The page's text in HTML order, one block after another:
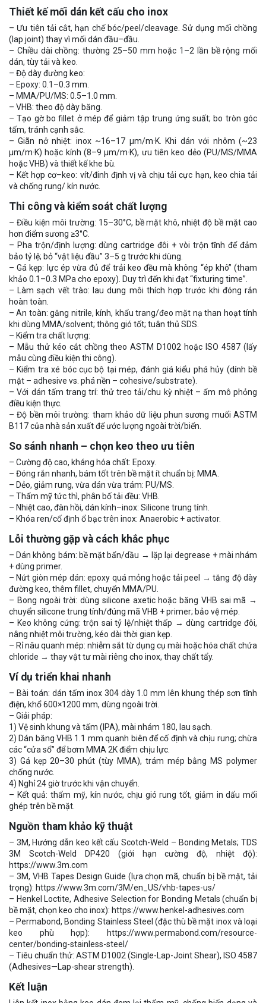
Thiết kế mối dán kết cấu cho inox
– Ưu tiên tải cắt, hạn chế bóc/peel/cleavage. Sử dụng mối chồng
(lap joint) thay vì mối dán đầu–đầu.
– Chiều dài chồng: thường 25–50 mm hoặc 1–2 lần bề rộng mối
dán, tùy tải và keo.
– Độ dày đường keo:
– Epoxy: 0.1–0.3 mm.
– MMA/PU/MS: 0.5–1.0 mm.
– VHB: theo độ dày băng.
– Tạo gờ bo fillet ở mép để giảm tập trung ứng suất; bo tròn góc
tấm, tránh cạnh sắc.
– Giãn nở nhiệt: inox ~16–17 µm/m·K. Khi dán với nhôm (~23
µm/m·K) hoặc kính (8–9 µm/m·K), ưu tiên keo dẻo (PU/MS/MMA
hoặc VHB) và thiết kế khe bù.
– Kết hợp cơ–keo: vít/đinh định vị và chịu tải cực hạn, keo chia tải
và chống rung/ kín nước.
Thi công và kiểm soát chất lượng
– Điều kiện môi trường: 15–30°C, bề mặt khô, nhiệt độ bề mặt cao
hơn điểm sương ≥3°C.
– Pha trộn/định lượng: dùng cartridge đôi + vòi trộn tĩnh để đảm
bảo tỷ lệ; bỏ “vật liệu đầu” 3–5 g trước khi dùng.
– Gá kẹp: lực ép vừa đủ để trải keo đều mà không “ép khô” (tham
khảo 0.1–0.3 MPa cho epoxy). Duy trì đến khi đạt “fixturing time”.
– Làm sạch vết trào: lau dung môi thích hợp trước khi đóng rắn
hoàn toàn.
– An toàn: găng nitrile, kính, khẩu trang/đeo mặt nạ than hoạt tính
khi dùng MMA/solvent; thông gió tốt; tuân thủ SDS.
– Kiểm tra chất lượng:
– Mẫu thử kéo cắt chồng theo ASTM D1002 hoặc ISO 4587 (lấy
mẫu cùng điều kiện thi công).
– Kiểm tra xé bóc cục bộ tại mép, đánh giá kiểu phá hủy (dính bề
mặt – adhesive vs. phá nền – cohesive/substrate).
– Với dán tấm trang trí: thử treo tải/chu kỳ nhiệt – ẩm mô phỏng
điều kiện thực.
– Độ bền môi trường: tham khảo dữ liệu phun sương muối ASTM
B117 của nhà sản xuất để ước lượng ngoài trời/biển.
So sánh nhanh – chọn keo theo ưu tiên
– Cường độ cao, kháng hóa chất: Epoxy.
– Đóng rắn nhanh, bám tốt trên bề mặt ít chuẩn bị: MMA.
– Dẻo, giảm rung, vừa dán vừa trám: PU/MS.
– Thẩm mỹ tức thì, phân bố tải đều: VHB.
– Nhiệt cao, đàn hồi, dán kính–inox: Silicone trung tính.
– Khóa ren/cố định ổ bạc trên inox: Anaerobic + activator.
Lỗi thường gặp và cách khắc phục
– Dán không bám: bề mặt bẩn/dầu → lặp lại degrease + mài nhám
+ dùng primer.
– Nứt giòn mép dán: epoxy quá mỏng hoặc tải peel → tăng độ dày
đường keo, thêm fillet, chuyển MMA/PU.
– Bong ngoài trời: dùng silicone axetic hoặc băng VHB sai mã →
chuyển silicone trung tính/đúng mã VHB + primer; bảo vệ mép.
– Keo không cứng: trộn sai tỷ lệ/nhiệt thấp → dùng cartridge đôi,
nâng nhiệt môi trường, kéo dài thời gian kẹp.
– Rỉ nâu quanh mép: nhiễm sắt từ dụng cụ mài hoặc hóa chất chứa
chloride → thay vật tư mài riêng cho inox, thay chất tẩy.
Ví dụ triển khai nhanh
– Bài toán: dán tấm inox 304 dày 1.0 mm lên khung thép sơn tĩnh
điện, khổ 600×1200 mm, dùng ngoài trời.
– Giải pháp:
1) Vệ sinh khung và tấm (IPA), mài nhám 180, lau sạch.
2) Dán băng VHB 1.1 mm quanh biên để cố định và chịu rung; chừa
các “cửa sổ” để bơm MMA 2K điểm chịu lực.
3) Gá kẹp 20–30 phút (tùy MMA), trám mép bằng MS polymer
chống nước.
4) Nghỉ 24 giờ trước khi vận chuyển.
– Kết quả: thẩm mỹ, kín nước, chịu gió rung tốt, giảm in dấu mối
ghép trên bề mặt.
Nguồn tham khảo kỹ thuật
– 3M, Hướng dẫn keo kết cấu Scotch-Weld – Bonding Metals; TDS
3M Scotch-Weld DP420 (giới hạn cường độ, nhiệt độ):
https://www.3m.com
– 3M, VHB Tapes Design Guide (lựa chọn mã, chuẩn bị bề mặt, tải
trọng): https://www.3m.com/3M/en_US/vhb-tapes-us/
– Henkel Loctite, Adhesive Selection for Bonding Metals (chuẩn bị
bề mặt, chọn keo cho inox): https://www.henkel-adhesives.com
– Permabond, Bonding Stainless Steel (đặc thù bề mặt inox và loại
keo phù hợp): https://www.permabond.com/resource-
center/bonding-stainless-steel/
– Tiêu chuẩn thử: ASTM D1002 (Single-Lap-Joint Shear), ISO 4587
(Adhesives—Lap-shear strength).
Kết luận